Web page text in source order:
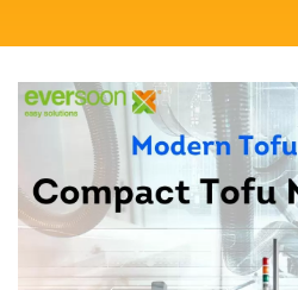
腐生產線, 豆腐生產線價格, 豆腐
豆腐製造, 豆腐製造機, 豆腐機, 豆
械, 豆腐機製造商, 豆腐機價格, 豆
豆腐製造機, 商用豆腐機, 商業豆
豆腐機, 豆腐製造機 小型